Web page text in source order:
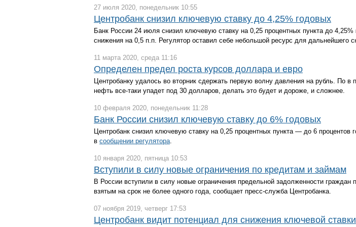
27 июля 2020, понедельник 10:55
Центробанк снизил ключевую ставку до 4,25% годовых
Банк России 24 июля снизил ключевую ставку на 0,25 процентных пункта до
снижения на 0,5 п.п. Регулятор оставил себе небольшой ресурс для дальнейшего
11 марта 2020, среда 11:16
Определен предел роста курсов доллара и евро
Центробанку удалось во вторник сдержать первую волну давления на рубль. По
нефть все-таки упадет под 30 долларов, делать это будет и дороже, и сложнее.
10 февраля 2020, понедельник 11:28
Банк России снизил ключевую ставку до 6% годовых
Центробанк снизил ключевую ставку на 0,25 процентных пункта — до 6 процентов
в сообщении регулятора.
10 января 2020, пятница 10:53
Вступили в силу новые ограничения по кредитам и займам
В России вступили в силу новые ограничения предельной задолженности граждан
взятым на срок не более одного года, сообщает пресс-служба Центробанка.
07 ноября 2019, четверг 17:53
Центробанк видит потенциал для снижения ключевой ставки